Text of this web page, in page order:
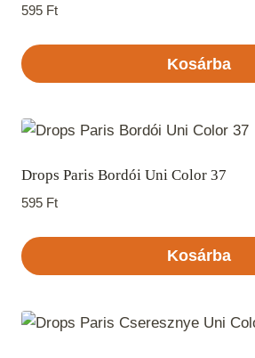
595 Ft
Kosárba
Drops Paris Bordói Uni Color 37
595 Ft
Kosárba